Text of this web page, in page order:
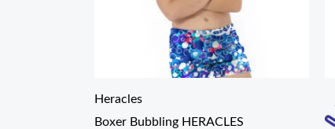
Heracles
Boxer Bubbling HERACLES